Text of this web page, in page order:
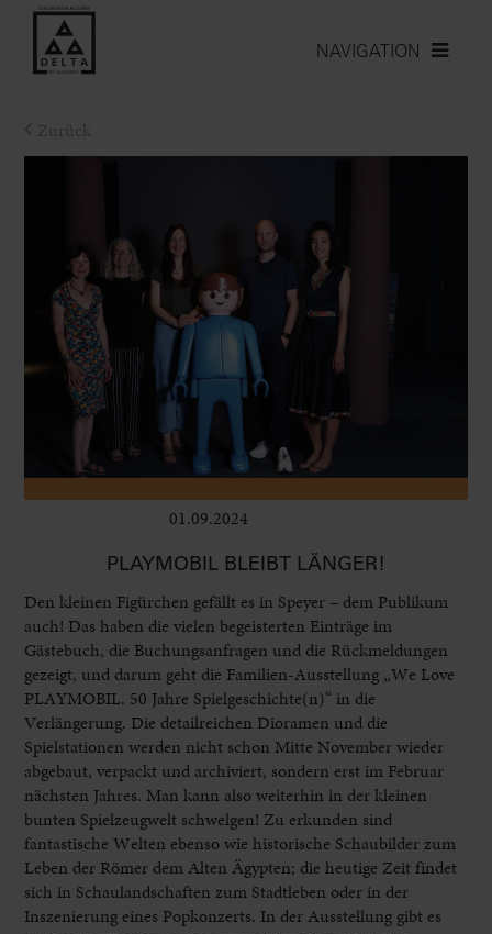
NAVIGATION
01.09.2024
PLAYMOBIL BLEIBT LÄNGER!
Den kleinen Figürchen gefällt es in Speyer – dem Publikum
auch! Das haben die vielen begeisterten Einträge im
Gästebuch, die Buchungsanfragen und die Rückmeldungen
gezeigt, und darum geht die Familien-Ausstellung „We Love
PLAYMOBIL. 50 Jahre Spielgeschichte(n)“ in die
Verlängerung. Die detailreichen Dioramen und die
Spielstationen werden nicht schon Mitte November wieder
abgebaut, verpackt und archiviert, sondern erst im Februar
nächsten Jahres. Man kann also weiterhin in der kleinen
bunten Spielzeugwelt schwelgen! Zu erkunden sind
fantastische Welten ebenso wie historische Schaubilder zum
Leben der Römer dem Alten Ägypten; die heutige Zeit findet
sich in Schaulandschaften zum Stadtleben oder in der
Inszenierung eines Popkonzerts. In der Ausstellung gibt es